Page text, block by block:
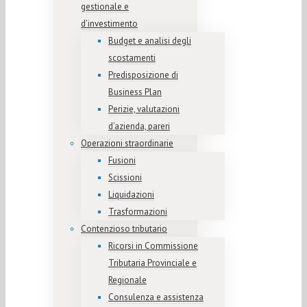
gestionale e
d’investimento
Budget e analisi degli
scostamenti
Predisposizione di
Business Plan
Perizie, valutazioni
d’azienda, pareri
Operazioni straordinarie
Fusioni
Scissioni
Liquidazioni
Trasformazioni
Contenzioso tributario
Ricorsi in Commissione
Tributaria Provinciale e
Regionale
Consulenza e assistenza